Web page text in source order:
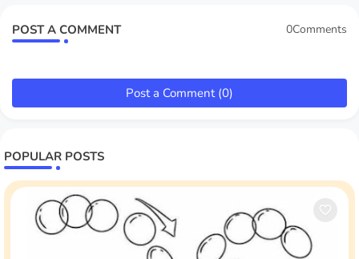
POST A COMMENT 0Comments
Post a Comment (0)
POPULAR POSTS